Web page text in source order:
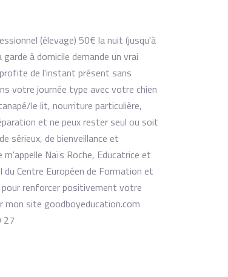
(élevage) 50€ la nuit (jusqu'à
à domicile demande un vrai
de l'instant présent sans
votre journée type avec votre chien
le lit, nourriture particulière,
et ne peux rester seul ou soit
sérieux, de bienveillance et
Naïs Roche, Educatrice et
Centre Européen de Formation et
pour renforcer positivement votre
mon site goodboyeducation.com
27